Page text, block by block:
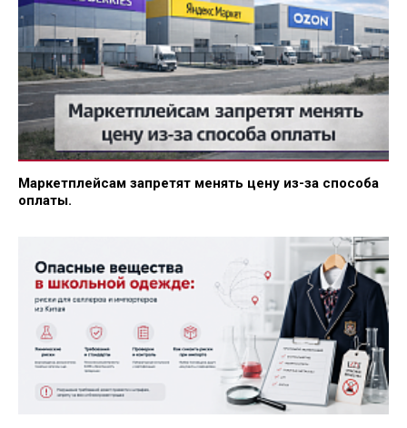
Маркетплейсам запретят менять цену из-за способа
оплаты.